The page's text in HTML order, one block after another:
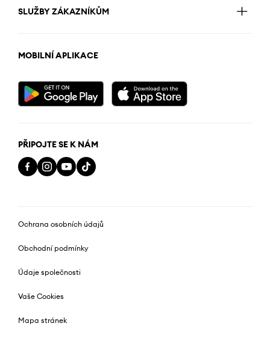
SLUŽBY ZÁKAZNÍKŮM
MOBILNÍ APLIKACE
PŘIPOJTE SE K NÁM
Ochrana osobních údajů
Obchodní podmínky
Údaje společnosti
Vaše Cookies
Mapa stránek